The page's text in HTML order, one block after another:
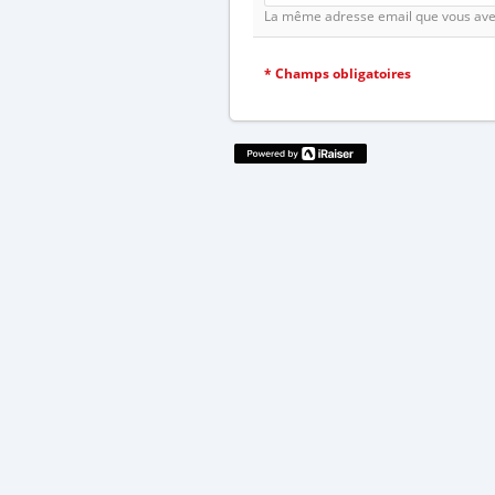
La même adresse email que vous
* Champs obligatoires